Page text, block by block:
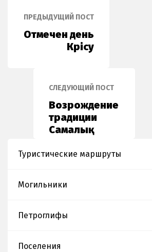
ПРЕДЫДУЩИЙ ПОСТ
Отмечен день
Көрісу
СЛЕДУЮЩИЙ ПОСТ
Возрождение
традиции
Самалық
Туристические маршруты
Могильники
Петроглифы
Поселения